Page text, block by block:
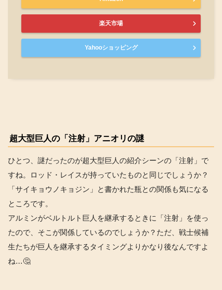
楽天市場
Yahooショッピング
超大型巨人の「注射」アニオリの謎
ひとつ、謎だったのが超大型巨人の紹介シーンの「注射」で
すね。ロッド・レイスが持っていたものと同じでしょうか？
「サイキョウノキョジン」と書かれた瓶との関係も気になる
ところです。
アルミンがベルトルト巨人を継承するときに「注射」を使っ
たので、そこが関係しているのでしょうか？ただ、戦士候補
生たちが巨人を継承するタイミングよりかなり後なんですよ
ね…🤔